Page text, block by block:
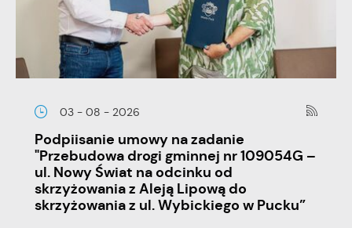
03 - 08 - 2026
Podpiisanie umowy na zadanie
"Przebudowa drogi gminnej nr 109054G –
ul. Nowy Świat na odcinku od
skrzyżowania z Aleją Lipową do
skrzyżowania z ul. Wybickiego w Pucku”